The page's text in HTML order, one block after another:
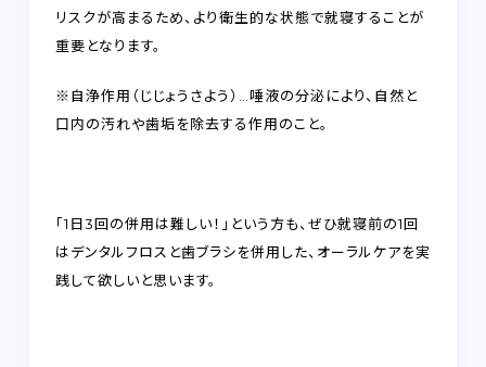
リスクが高まるため、より衛生的な状態で就寝することが
重要となります。
※自浄作用（じじょうさよう）…唾液の分泌により、自然と
口内の汚れや歯垢を除去する作用のこと。
「1日3回の併用は難しい！」という方も、ぜひ就寝前の1回
はデンタルフロスと歯ブラシを併用した、オーラルケアを実
践して欲しいと思います。